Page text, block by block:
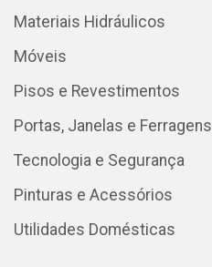
Materiais Hidráulicos
Móveis
Pisos e Revestimentos
Portas, Janelas e Ferragens
Tecnologia e Segurança
Pinturas e Acessórios
Utilidades Domésticas